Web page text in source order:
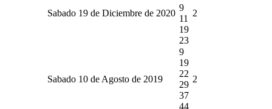
Sabado 19 de Diciembre de 2020
9
11
19
23
2
Sabado 10 de Agosto de 2019
9
19
22
29
37
44
2